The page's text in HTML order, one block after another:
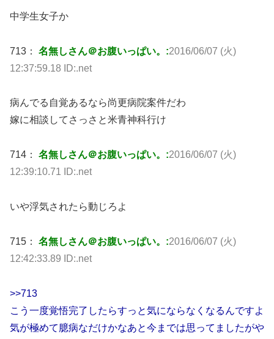
中学生女子か
713： 名無しさん＠お腹いっぱい。:2016/06/07 (火)
12:37:59.18 ID:.net
病んでる自覚あるなら尚更病院案件だわ
嫁に相談してさっさと米青神科行け
714： 名無しさん＠お腹いっぱい。:2016/06/07 (火)
12:39:10.71 ID:.net
いや浮気されたら動じろよ
715： 名無しさん＠お腹いっぱい。:2016/06/07 (火)
12:42:33.89 ID:.net
>>713
こう一度覚悟完了したらすっと気にならなくなるんですよ
気が極めて臆病なだけかなあと今までは思ってましたがや